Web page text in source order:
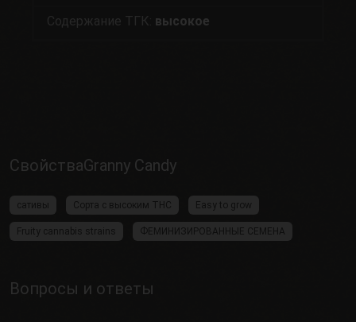
Содержание ТГК: высокое
СвойстваGranny Candy
сативы Сорта с высоким THC Easy to grow
Fruity cannabis strains ФЕМИНИЗИРОВАННЫЕ СЕМЕНА
Вопросы и ответы